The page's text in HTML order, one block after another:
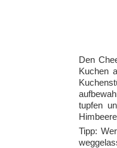
Den
Kuchen
tupfen
Tipp: